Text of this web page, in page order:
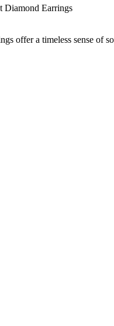
Diamond Earrings
offer a timeless sense of
2.0” long by 1.0” wide.